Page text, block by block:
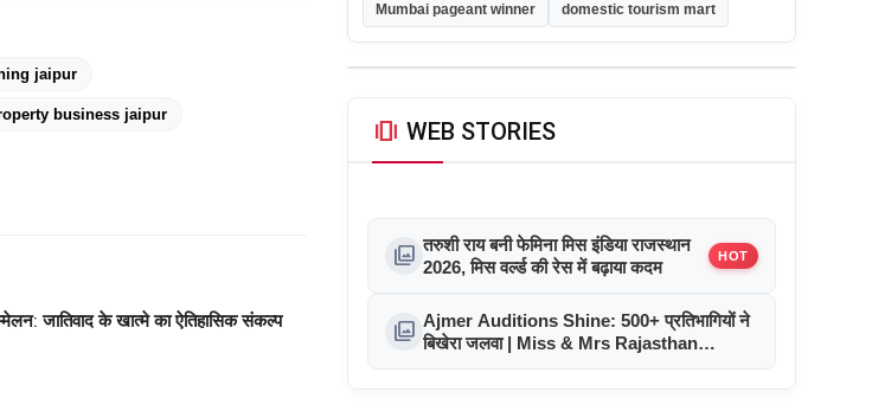
jaipur
business jaipur
जातिवाद के खात्मे का ऐतिहासिक संकल्प
Mumbai pageant winner domestic tourism mart
amp_stories WEB STORIES
photo_library तरुशी राय बनी फेमिना मिस इंडिया राजस्थान
2026, मिस वर्ल्ड की रेस में बढ़ाया कदम
HOT
photo_library Ajmer Auditions Shine: 500+ प्रतिभागियों ने
बिखेरा जलवा | Miss & Mrs Rajasthan